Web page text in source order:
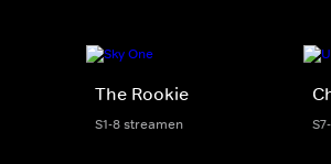
The Rookie
S1-8 streamen